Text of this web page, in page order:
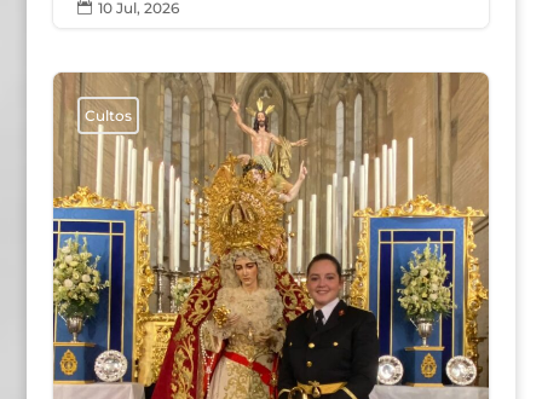
 10 Jul, 2026
Cultos